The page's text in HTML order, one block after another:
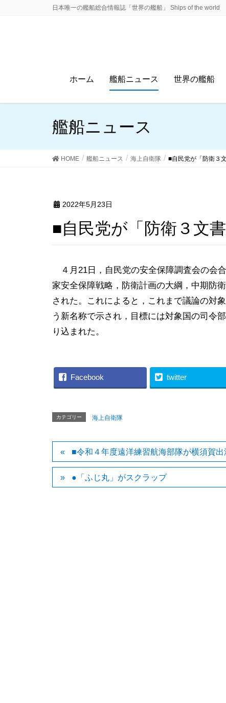
日本唯一の艦船総合情報誌「世界の艦船」 Ships of the world
ホーム 艦船ニュース 世界の艦船
艦船ニュース
HOME 艦船ニュース 海上自衛隊 ■自民党が「防衛３
2022年5月23日
■自民党が「防衛３文
４月21日，自民党の安全保障調査会の会
家安全保障戦略，防衛計画の大綱，中期防
された。これによると，これまで議論の対
う新名称で示され，目標には対象国の司令
り込まれた。
Facebook twitter
カテゴリー 海上自衛隊
■令和４年度遠洋練習航海部隊が横須賀出
●「ふじ丸」がスクラップ